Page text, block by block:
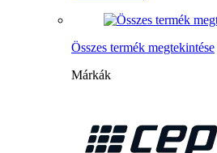
Összes termék megtekintése
Márkák